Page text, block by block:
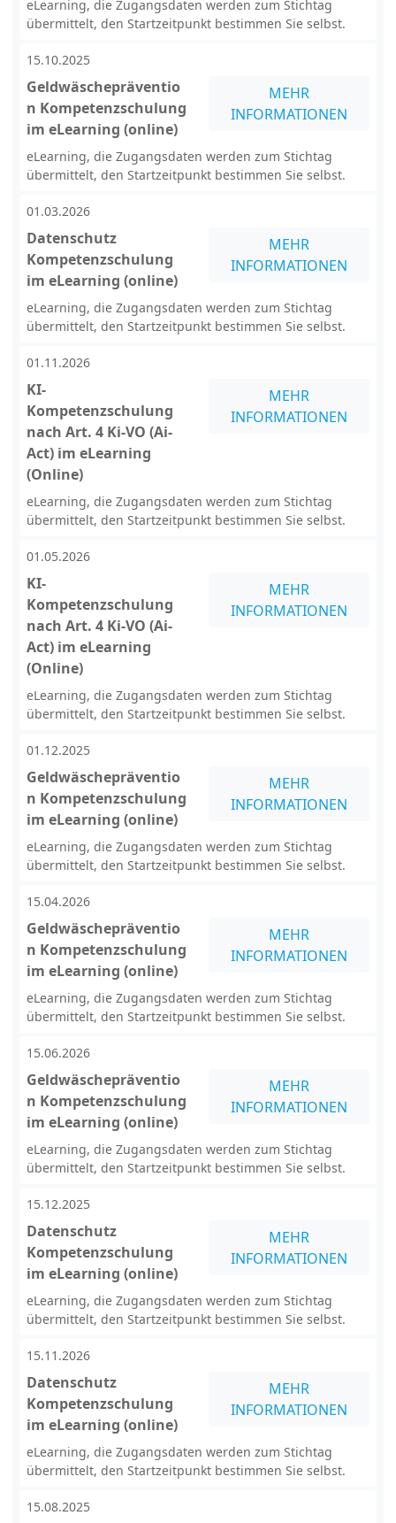
eLearning, die Zugangsdaten werden zum Stichtag
übermittelt, den Startzeitpunkt bestimmen Sie selbst.
15.10.2025
Geldwäschepräventio
n Kompetenzschulung
im eLearning (online)
MEHR
INFORMATIONEN
eLearning, die Zugangsdaten werden zum Stichtag
übermittelt, den Startzeitpunkt bestimmen Sie selbst.
01.03.2026
Datenschutz
Kompetenzschulung
im eLearning (online)
MEHR
INFORMATIONEN
eLearning, die Zugangsdaten werden zum Stichtag
übermittelt, den Startzeitpunkt bestimmen Sie selbst.
01.11.2026
KI-
Kompetenzschulung
nach Art. 4 Ki-VO (Ai-
Act) im eLearning
(Online)
MEHR
INFORMATIONEN
eLearning, die Zugangsdaten werden zum Stichtag
übermittelt, den Startzeitpunkt bestimmen Sie selbst.
01.05.2026
KI-
Kompetenzschulung
nach Art. 4 Ki-VO (Ai-
Act) im eLearning
(Online)
MEHR
INFORMATIONEN
eLearning, die Zugangsdaten werden zum Stichtag
übermittelt, den Startzeitpunkt bestimmen Sie selbst.
01.12.2025
Geldwäschepräventio
n Kompetenzschulung
im eLearning (online)
MEHR
INFORMATIONEN
eLearning, die Zugangsdaten werden zum Stichtag
übermittelt, den Startzeitpunkt bestimmen Sie selbst.
15.04.2026
Geldwäschepräventio
n Kompetenzschulung
im eLearning (online)
MEHR
INFORMATIONEN
eLearning, die Zugangsdaten werden zum Stichtag
übermittelt, den Startzeitpunkt bestimmen Sie selbst.
15.06.2026
Geldwäschepräventio
n Kompetenzschulung
im eLearning (online)
MEHR
INFORMATIONEN
eLearning, die Zugangsdaten werden zum Stichtag
übermittelt, den Startzeitpunkt bestimmen Sie selbst.
15.12.2025
Datenschutz
Kompetenzschulung
im eLearning (online)
MEHR
INFORMATIONEN
eLearning, die Zugangsdaten werden zum Stichtag
übermittelt, den Startzeitpunkt bestimmen Sie selbst.
15.11.2026
Datenschutz
Kompetenzschulung
im eLearning (online)
MEHR
INFORMATIONEN
eLearning, die Zugangsdaten werden zum Stichtag
übermittelt, den Startzeitpunkt bestimmen Sie selbst.
15.08.2025